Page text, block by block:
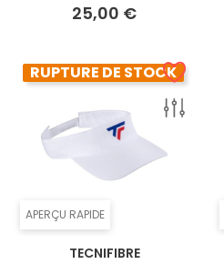
25,00 €Prix
APERÇU RAPIDE
RUPTURE DE STOCK
TECNIFIBRE